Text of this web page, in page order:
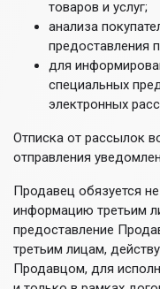
товаров и услуг;
анализа
предоставления
для
специальных
электронных
Отписка от рассылок
отправления
Продавец обязуется
информацию третьим
предоставление
третьим лицам,
Продавцом, для